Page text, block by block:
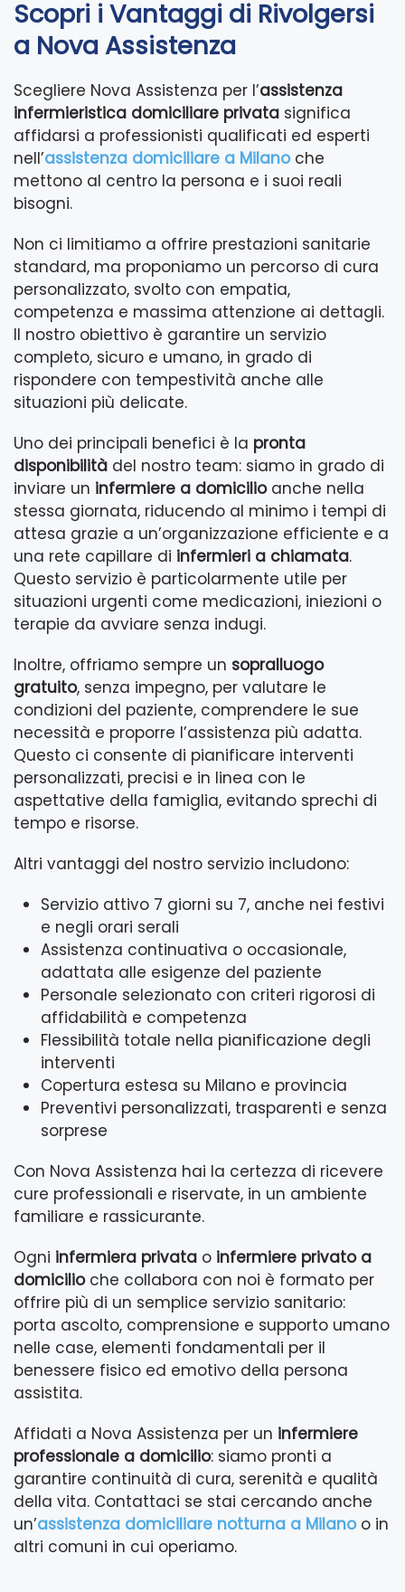
Scopri i Vantaggi di Rivolgersi
a Nova Assistenza
Scegliere Nova Assistenza per l’assistenza
infermieristica domiciliare privata significa
affidarsi a professionisti qualificati ed esperti
nell’assistenza domiciliare a Milanoche
mettono al centro la persona e i suoi reali
bisogni.
Non ci limitiamo a offrire prestazioni sanitarie
standard, ma proponiamo un percorso di cura
personalizzato, svolto con empatia,
competenza e massima attenzione ai dettagli.
Il nostro obiettivo è garantire un servizio
completo, sicuro e umano, in grado di
rispondere con tempestività anche alle
situazioni più delicate.
Uno dei principali benefici è la pronta
disponibilità del nostro team: siamo in grado di
inviare un infermiere a domicilioanche nella
stessa giornata, riducendo al minimo i tempi di
attesa grazie a un’organizzazione efficiente e a
una rete capillare di infermieri a chiamata.
Questo servizio è particolarmente utile per
situazioni urgenti come medicazioni, iniezioni o
terapie da avviare senza indugi.
Inoltre, offriamo sempre un sopralluogo
gratuito, senza impegno, per valutare le
condizioni del paziente, comprendere le sue
necessità e proporre l’assistenza più adatta.
Questo ci consente di pianificare interventi
personalizzati, precisi e in linea con le
aspettative della famiglia, evitando sprechi di
tempo e risorse.
Altri vantaggi del nostro servizio includono:
Servizio attivo 7 giorni su 7, anche nei festivi
e negli orari serali
Assistenza continuativa o occasionale,
adattata alle esigenze del paziente
Personale selezionato con criteri rigorosi di
affidabilità e competenza
Flessibilità totale nella pianificazione degli
interventi
Copertura estesa su Milano e provincia
Preventivi personalizzati, trasparenti e senza
sorprese
Con Nova Assistenza hai la certezza di ricevere
cure professionali e riservate, in un ambiente
familiare e rassicurante.
Ogni infermiera privata o infermiere privato a
domicilioche collabora con noi è formato per
offrire più di un semplice servizio sanitario:
porta ascolto, comprensione e supporto umano
nelle case, elementi fondamentali per il
benessere fisico ed emotivo della persona
assistita.
Affidati a Nova Assistenza per un infermiere
professionale a domicilio: siamo pronti a
garantire continuità di cura, serenità e qualità
della vita. Contattaci se stai cercando anche
un’assistenza domiciliare notturna a Milanoo in
altri comuni in cui operiamo.